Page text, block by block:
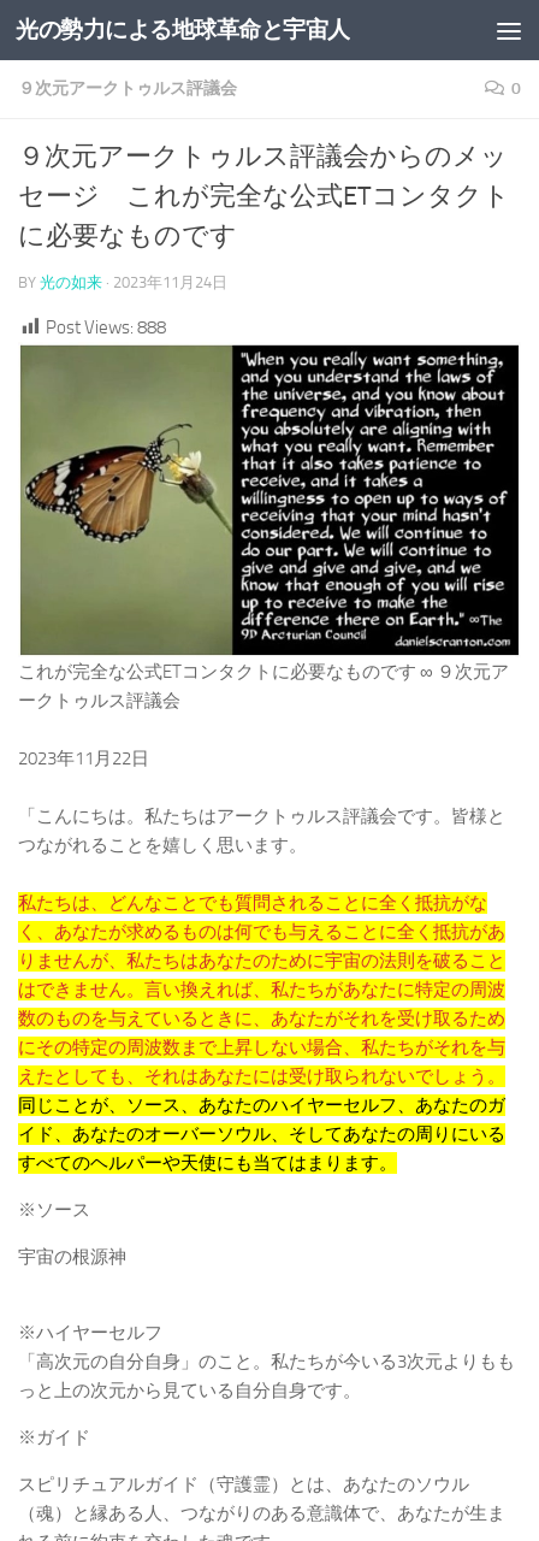
コンテンツへスキップ
光の勢力による地球革命と宇宙人
９次元アークトゥルス評議会 0
９次元アークトゥルス評議会からのメッ
セージ これが完全な公式ETコンタクト
に必要なものです
BY 光の如来 · 2023年11月24日
Post Views: 888
これが完全な公式ETコンタクトに必要なものです ∞ ９次元ア
ークトゥルス評議会
2023年11月22日
「こんにちは。私たちはアークトゥルス評議会です。皆様と
つながれることを嬉しく思います。
私たちは、どんなことでも質問されることに全く抵抗がな
く、あなたが求めるものは何でも与えることに全く抵抗があ
りませんが、私たちはあなたのために宇宙の法則を破ること
はできません。言い換えれば、私たちがあなたに特定の周波
数のものを与えているときに、あなたがそれを受け取るため
にその特定の周波数まで上昇しない場合、私たちがそれを与
えたとしても、それはあなたには受け取られないでしょう。
同じことが、ソース、あなたのハイヤーセルフ、あなたのガ
イド、あなたのオーバーソウル、そしてあなたの周りにいる
すべてのヘルパーや天使にも当てはまります。
※ソース
宇宙の根源神
※ハイヤーセルフ
「高次元の自分自身」のこと。私たちが今いる3次元よりもも
っと上の次元から見ている自分自身です。
※ガイド
スピリチュアルガイド（守護霊）とは、あなたのソウル
（魂）と縁ある人、つながりのある意識体で、あなたが生ま